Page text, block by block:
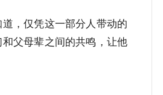
，仅凭这一部分人带动的
父母辈之间的共鸣，让他